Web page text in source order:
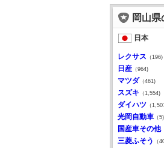
岡山
日本
レクサス （196)
日産 （964)
マツダ （461)
スズキ （1,554)
ダイハツ （
光岡自動車 （5)
国産車その他
三菱ふそう （